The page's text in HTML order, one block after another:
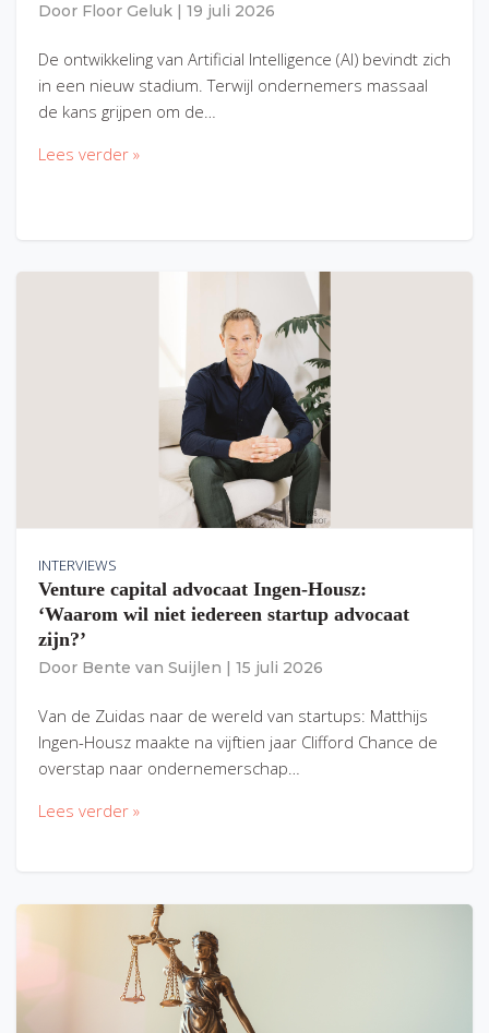
Door Floor Geluk 19 juli 2026
De ontwikkeling van Artificial Intelligence (AI) bevindt zich
in een nieuw stadium. Terwijl ondernemers massaal
de kans grijpen om de…
Lees verder »
INTERVIEWS
Venture capital advocaat Ingen-Housz:
‘Waarom wil niet iedereen startup advocaat
zijn?’
Door Bente van Suijlen 15 juli 2026
Van de Zuidas naar de wereld van startups: Matthijs
Ingen-Housz maakte na vijftien jaar Clifford Chance de
overstap naar ondernemerschap…
Lees verder »